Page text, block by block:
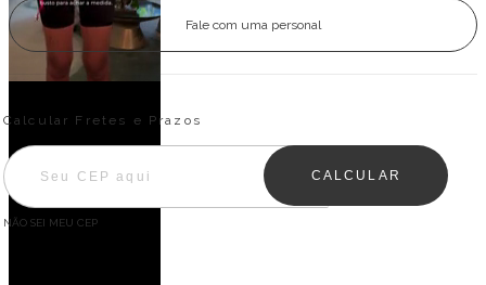
Fale com uma personal
Entregas para o CEP:
Calcular Fretes e Prazos
CALCULAR
NÃO SEI MEU CEP